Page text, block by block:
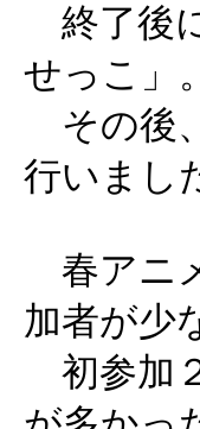
終了後
せっこ」。
その後
行いまし
春アニ
加者が少
初参加